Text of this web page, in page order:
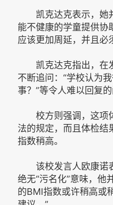
凯克达克表示，她
能不健康的学童提供协
应该更加周延，并且必
凯克达克指出，在
不断追问：“学校认为
事？”等令人难以回复的
校方则强调，这项
法的规定，而且体检结
指数稍高。
该校发言人欧康诺
绝无“污名化”意味，他
的BMI指数或许稍高或